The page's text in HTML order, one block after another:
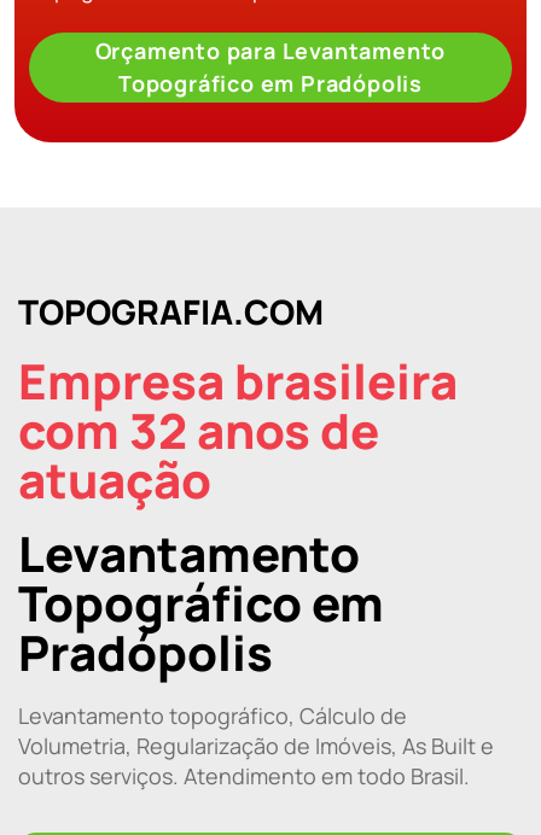
Orçamento para Levantamento
Topográfico em Pradópolis
TOPOGRAFIA.COM
Empresa brasileira
com 32 anos de
atuação
Levantamento
Topográfico em
Pradópolis
Levantamento topográfico, Cálculo de
Volumetria, Regularização de Imóveis, As Built e
outros serviços. Atendimento em todo Brasil.